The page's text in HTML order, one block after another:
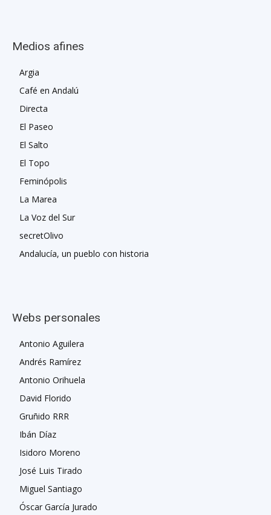
Medios afines
Argia
Café en Andalú
Directa
El Paseo
El Salto
El Topo
Feminópolis
La Marea
La Voz del Sur
secretOlivo
Andalucía, un pueblo con historia
Webs personales
Antonio Aguilera
Andrés Ramírez
Antonio Orihuela
David Florido
Gruñido RRR
Ibán Díaz
Isidoro Moreno
José Luis Tirado
Miguel Santiago
Óscar García Jurado